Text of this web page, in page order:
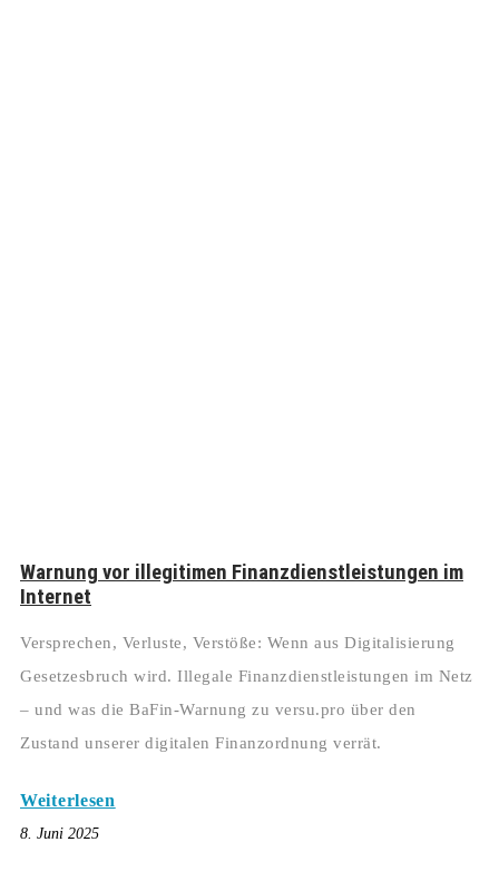
Warnung vor illegitimen Finanzdienstleistungen im
Internet
Versprechen, Verluste, Verstöße: Wenn aus Digitalisierung
Gesetzesbruch wird. Illegale Finanzdienstleistungen im Netz
– und was die BaFin-Warnung zu versu.pro über den
Zustand unserer digitalen Finanzordnung verrät.
Weiterlesen
8. Juni 2025